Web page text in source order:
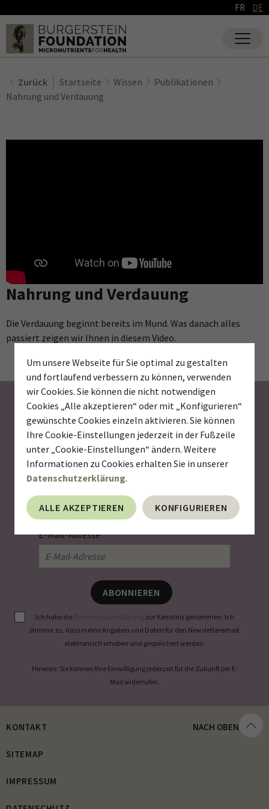
Um unsere Webseite für Sie optimal zu gestalten
und fortlaufend verbessern zu können, verwenden
wir Cookies. Sie können die nicht notwendigen
Cookies „Alle akzeptieren“ oder mit „Konfigurieren“
gewünschte Cookies einzeln aktivieren. Sie können
Ihre Cookie-Einstellungen jederzeit in der Fußzeile
unter „Cookie-Einstellungen“ ändern. Weitere
Informationen zu Cookies erhalten Sie in unserer
Datenschutzerklärung.
ALLE AKZEPTIEREN KONFIGURIEREN
FR DE
Zurück Startseite Wissen
Publikationen
Nahrung und Verdauung
Nahrung und Verdauung
Die Verdauung beginnt bereits im Mund. Was danach alles
passiert zeigen wir Ihnen in diesem Video.
Newsletter abonnieren
Wollen Sie über Neuigkeiten aus der Welt der
Mikronährstoffe informiert werden? Melden Sie sich für
unseren Newsletter an und Sie erhalten künftig
interessante News über Vitamine, Mineralstoffe,
Spurenelemente und andere wertvolle Aktivstoffe wie
Fettsäuren, Probiotika und Pflanzenextrakte.
E-Mail-Adresse
ABONNIEREN
Ich habe die Datenschutzerklärung zur Kenntnis genommen. Ich
stimme zu, dass meine Angaben und Daten für den Newslettererhalt
elektronisch erhoben und gespeichert werden.
Hinweis: Sie können Ihre Einwilligung jederzeit für die Zukunft per E-
Mail widerrufen.
KONTAKT
SITEMAP
IMPRESSUM
NACH OBEN